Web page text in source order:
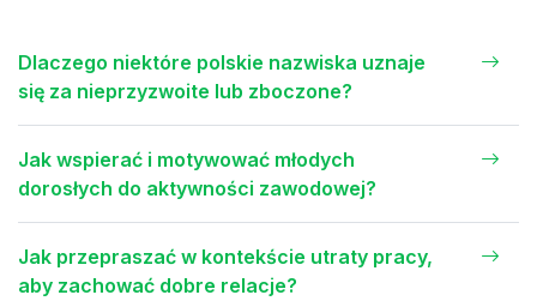
Dlaczego niektóre polskie nazwiska uznaje
się za nieprzyzwoite lub zboczone?
Jak wspierać i motywować młodych
dorosłych do aktywności zawodowej?
Jak przepraszać w kontekście utraty pracy,
aby zachować dobre relacje?